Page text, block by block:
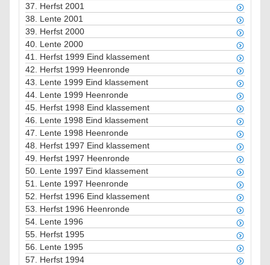
37. Herfst 2001
38. Lente 2001
39. Herfst 2000
40. Lente 2000
41. Herfst 1999 Eind klassement
42. Herfst 1999 Heenronde
43. Lente 1999 Eind klassement
44. Lente 1999 Heenronde
45. Herfst 1998 Eind klassement
46. Lente 1998 Eind klassement
47. Lente 1998 Heenronde
48. Herfst 1997 Eind klassement
49. Herfst 1997 Heenronde
50. Lente 1997 Eind klassement
51. Lente 1997 Heenronde
52. Herfst 1996 Eind klassement
53. Herfst 1996 Heenronde
54. Lente 1996
55. Herfst 1995
56. Lente 1995
57. Herfst 1994